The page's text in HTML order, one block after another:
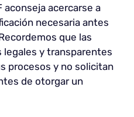
aconseja acercarse a
necesaria antes
que las
y transparentes
procesos y no solicitan
de otorgar un